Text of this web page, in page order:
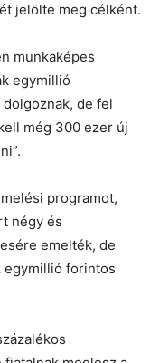
jelölte meg célként.
munkaképes
egymillió
de fel
még 300 ezer új
programot,
négy és
emelték, de
egymillió forintos